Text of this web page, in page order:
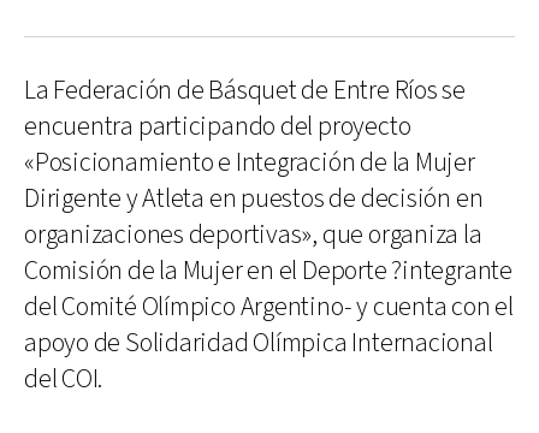
La Federación de Básquet de Entre Ríos se
encuentra participando del proyecto
«Posicionamiento e Integración de la Mujer
Dirigente y Atleta en puestos de decisión en
organizaciones deportivas», que organiza la
Comisión de la Mujer en el Deporte ?integrante
del Comité Olímpico Argentino- y cuenta con el
apoyo de Solidaridad Olímpica Internacional
del COI.